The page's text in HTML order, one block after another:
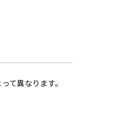
て異なります。